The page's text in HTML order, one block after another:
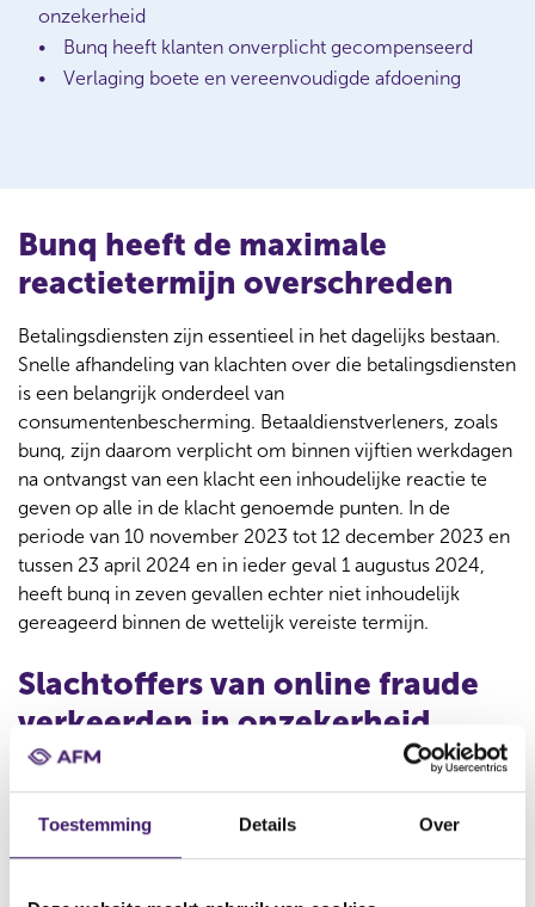
Toestemming Details Over
onzekerheid
Bunq heeft klanten onverplicht gecompenseerd
Verlaging boete en vereenvoudigde afdoening
Bunq heeft de maximale
reactietermijn overschreden
Betalingsdiensten zijn essentieel in het dagelijks bestaan.
Snelle afhandeling van klachten over die betalingsdiensten
is een belangrijk onderdeel van
consumentenbescherming. Betaaldienstverleners, zoals
bunq, zijn daarom verplicht om binnen vijftien werkdagen
na ontvangst van een klacht een inhoudelijke reactie te
geven op alle in de klacht genoemde punten. In de
periode van 10 november 2023 tot 12 december 2023 en
tussen 23 april 2024 en in ieder geval 1 augustus 2024,
heeft bunq in zeven gevallen echter niet inhoudelijk
gereageerd binnen de wettelijk vereiste termijn.
Slachtoffers van online fraude
verkeerden in onzekerheid
geworden van online fraude. Deze klanten waren soms
wel tienduizenden euro’s kwijt en zochten contact met